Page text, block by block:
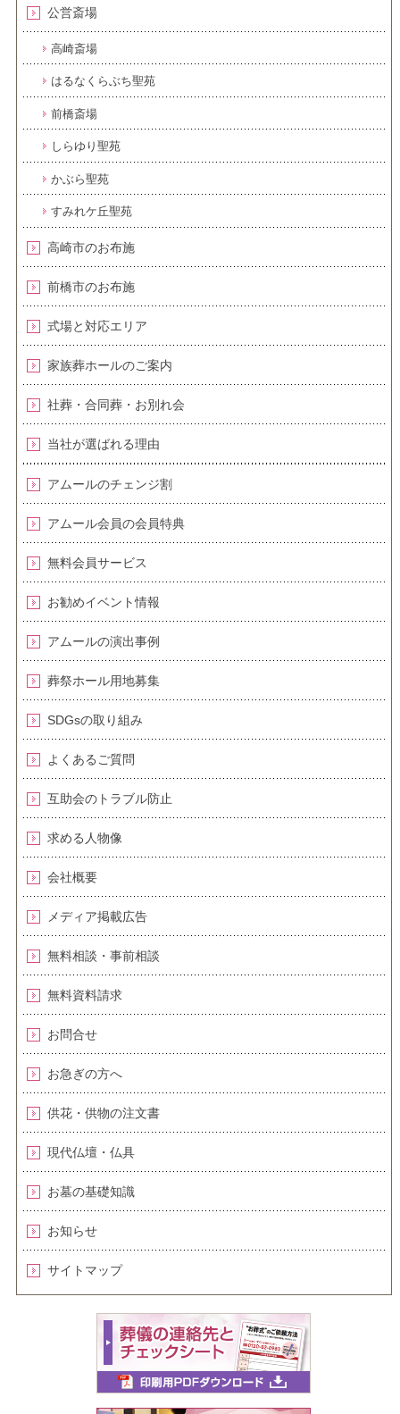
公営斎場
高崎斎場
はるなくらぶち聖苑
前橋斎場
しらゆり聖苑
かぶら聖苑
すみれケ丘聖苑
高崎市のお布施
前橋市のお布施
式場と対応エリア
家族葬ホールのご案内
社葬・合同葬・お別れ会
当社が選ばれる理由
アムールのチェンジ割
アムール会員の会員特典
無料会員サービス
お勧めイベント情報
アムールの演出事例
葬祭ホール用地募集
SDGsの取り組み
よくあるご質問
互助会のトラブル防止
求める人物像
会社概要
メディア掲載広告
無料相談・事前相談
無料資料請求
お問合せ
お急ぎの方へ
供花・供物の注文書
現代仏壇・仏具
お墓の基礎知識
お知らせ
サイトマップ